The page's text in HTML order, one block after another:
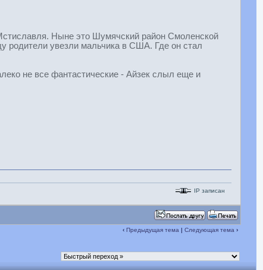
Ныне это Шумячский район Смоленской
родители увезли мальчика в США. Где он стал
не все фантастические - Айзек слыл еще и
IP записан
‹ Предыдущая тема | Следующая тема ›